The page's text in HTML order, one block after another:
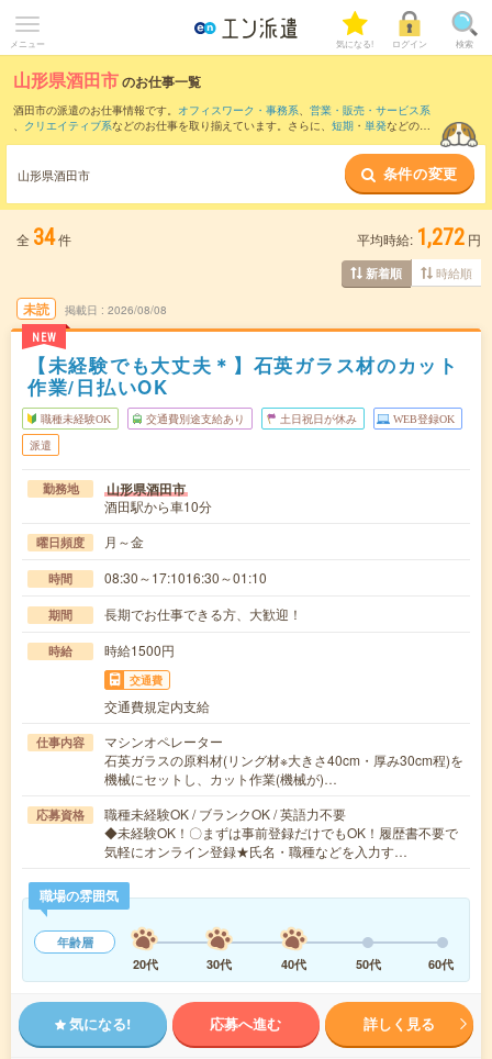
メニュー 気になる! ログイン 検索
山形県酒田市のお仕事一覧
酒田市の派遣のお仕事情報です。 オフィスワーク・事務系、 営業・販売・サービス系
、 クリエイティブ系などのお仕事を取り揃えています。さらに、 短期 ・ 単発などの期
また、東田川郡 など隣接エリアのお仕事もご確認いただけます。
山形県酒田市 条件の変更
全 34件 平均時給: 1,272 円
新着順 時給順
未読
NEW
掲載日 2026/08/08
【未経験でも大丈夫＊】石英ガラス材のカット
作業/日払いOK
職種未経験OK 交通費別途支給あり 土日祝日が休み WEB登録OK
派遣
勤務地 山形県酒田市
酒田駅から車10分
曜日頻度 月～金
時間 08:30～17:1016:30～01:10
期間 長期でお仕事できる方、大歓迎！
時給 時給1500円
交通費
交通費規定内支給
仕事内容
マシンオペレーター
石英ガラスの原料材(リング材※大きさ40cm・厚み30cm程)を
機械にセットし、カット作業(機械が)…
応募資格
職種未経験OK / ブランクOK / 英語力不要
◆未経験OK！〇まずは事前登録だけでもOK！履歴書不要で
気軽にオンライン登録★氏名・職種などを入力す…
職場の雰囲気
年齢層
20代
30代 40代 50代 60代
気になる! 応募へ進む 詳しく見る